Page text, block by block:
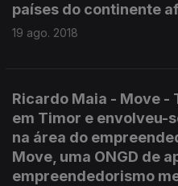
países do continente
19 ago. 2018
Ricardo Maia - Move -
em Timor e envolveu-
na área do
Move, uma ONGD de
empreendedorismo